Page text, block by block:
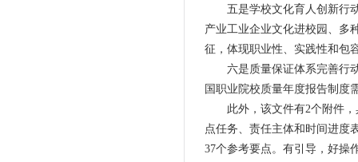
五是学校文化育人创新行动
产业工业企业文化进校园、多
征，体现职业性、实践性和包
六是质量保证体系完善行动
国职业院校质量年度报告制度
此外，该文件有2个附件，
点任务、责任主体和时间进度
37个参考要点。有引导，好操